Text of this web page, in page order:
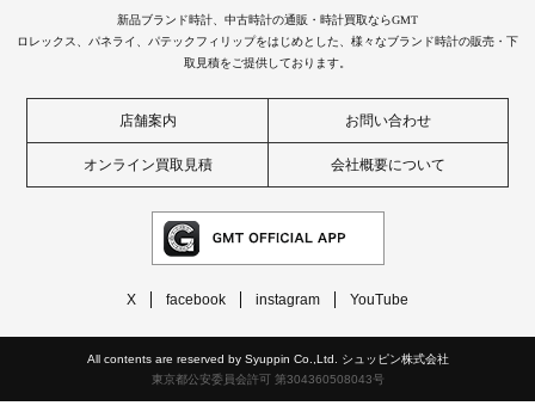
新品ブランド時計、中古時計の通販・時計買取ならGMT
ロレックス、パネライ、パテックフィリップをはじめとした、様々なブランド時計の販売・下
取見積をご提供しております。
店舗案内 お問い合わせ
オンライン買取見積 会社概要について
X facebook instagram YouTube
All contents are reserved by Syuppin Co.,Ltd. シュッピン株式会社
東京都公安委員会許可 第304360508043号